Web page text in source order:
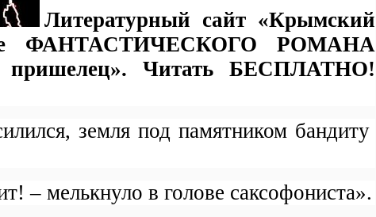
Литературный сайт «Крымский
ФАНТАСТИЧЕСКОГО РОМАНА
пришелец». Читать БЕСПЛАТНО!
земля под памятником бандиту
– мелькнуло в голове саксофониста».